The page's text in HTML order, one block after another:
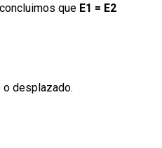
que E1 = E2
desplazado.